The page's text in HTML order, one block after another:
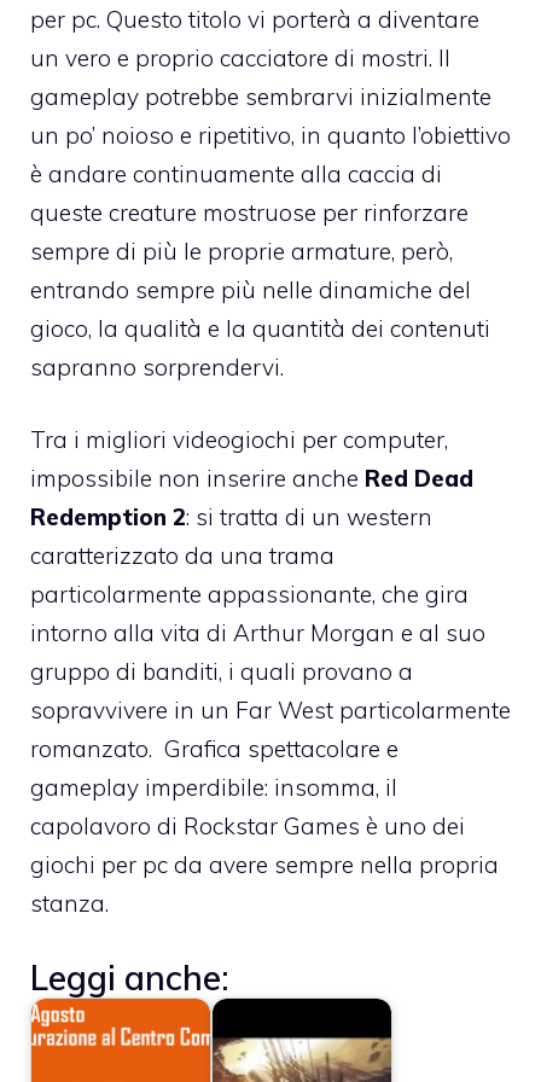
per pc. Questo titolo vi porterà a diventare
un vero e proprio cacciatore di mostri. Il
gameplay potrebbe sembrarvi inizialmente
un po’ noioso e ripetitivo, in quanto l’obiettivo
è andare continuamente alla caccia di
queste creature mostruose per rinforzare
sempre di più le proprie armature, però,
entrando sempre più nelle dinamiche del
gioco, la qualità e la quantità dei contenuti
sapranno sorprendervi.
Tra i migliori videogiochi per computer,
impossibile non inserire anche Red Dead
Redemption 2: si tratta di un western
caratterizzato da una trama
particolarmente appassionante, che gira
intorno alla vita di Arthur Morgan e al suo
gruppo di banditi, i quali provano a
sopravvivere in un Far West particolarmente
romanzato. Grafica spettacolare e
gameplay imperdibile: insomma, il
capolavoro di Rockstar Games è uno dei
giochi per pc da avere sempre nella propria
stanza.
Leggi anche: